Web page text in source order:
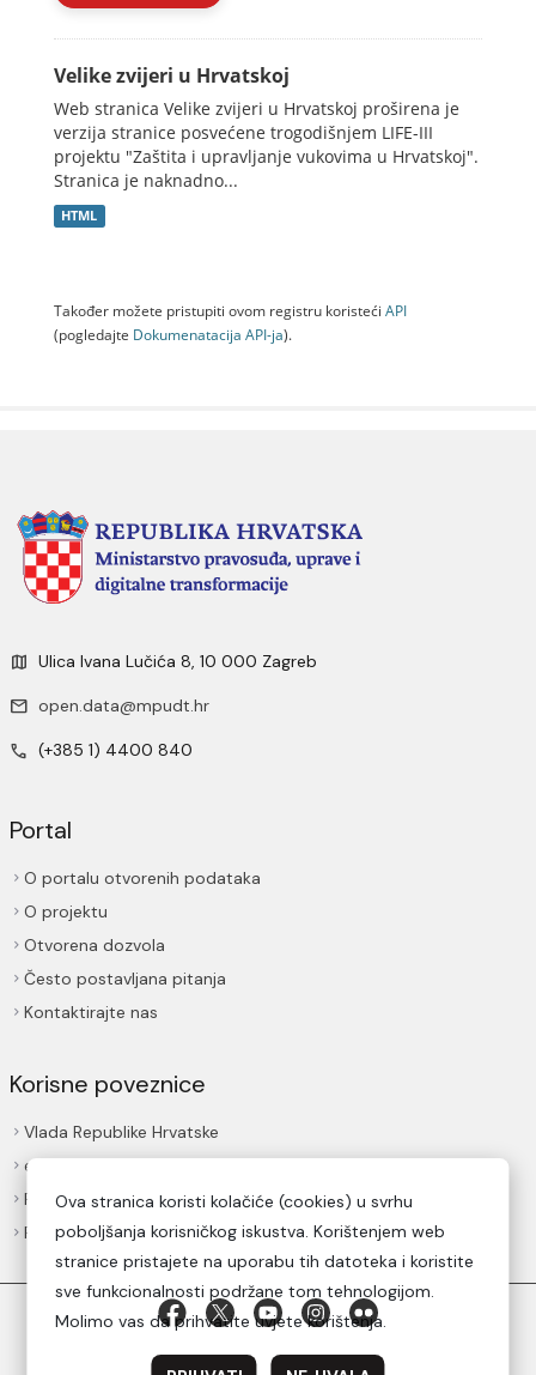
Velike zvijeri u Hrvatskoj
Web stranica Velike zvijeri u Hrvatskoj proširena je
verzija stranice posvećene trogodišnjem LIFE-III
projektu "Zaštita i upravljanje vukovima u Hrvatskoj".
Stranica je naknadno...
HTML
Također možete pristupiti ovom registru koristeći API
(pogledajte Dokumenаtаcijа API-jа).